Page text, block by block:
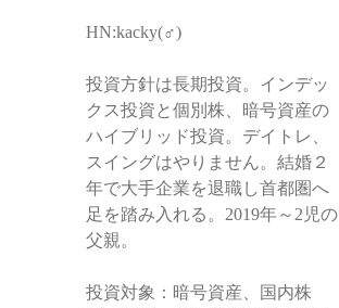
HN:kacky(♂)
投資方針は長期投資。インデッ
クス投資と個別株、暗号資産の
ハイブリッド投資。デイトレ、
スイングはやりません。結婚２
年で大手企業を退職し首都圏へ
足を踏み入れる。2019年～2児の
父親。
投資対象：暗号資産、国内株